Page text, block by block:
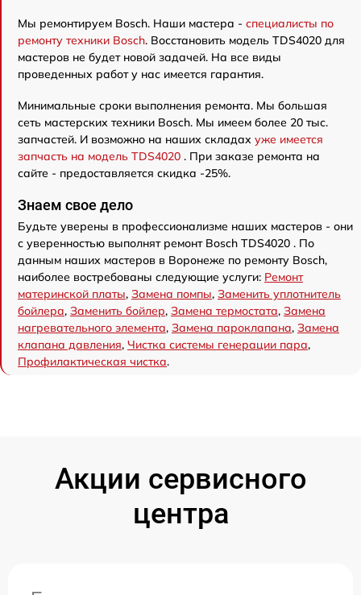
Мы ремонтируем Bosch. Наши мастера - специалисты по
ремонту техники Bosch. Восстановить модель TDS4020 для
мастеров не будет новой задачей. На все виды
проведенных работ у нас имеется гарантия.
Минимальные сроки выполнения ремонта. Мы большая
сеть мастерских техники Bosch. Мы имеем более 20 тыс.
запчастей. И возможно на наших складах уже имеется
запчасть на модель TDS4020 . При заказе ремонта на
сайте - предоставляется скидка -25%.
Знаем свое дело
Будьте уверены в профессионализме наших мастеров - они
с уверенностью выполнят ремонт Bosch TDS4020 . По
данным наших мастеров в Воронеже по ремонту Bosch,
наиболее востребованы следующие услуги: Ремонт
материнской платы, Замена помпы, Заменить уплотнитель
бойлера, Заменить бойлер, Замена термостата, Замена
нагревательного элемента, Замена пароклапана, Замена
клапана давления, Чистка системы генерации пара,
Профилактическая чистка.
Акции сервисного
центра